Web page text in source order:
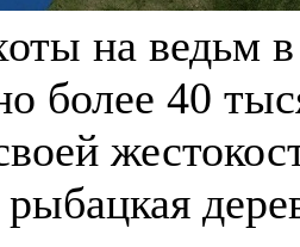
на ведьм
более 40